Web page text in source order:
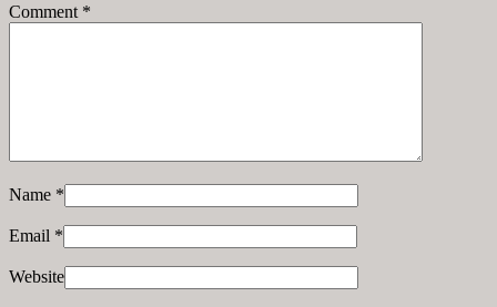
Comment *
Name *
Email *
Website